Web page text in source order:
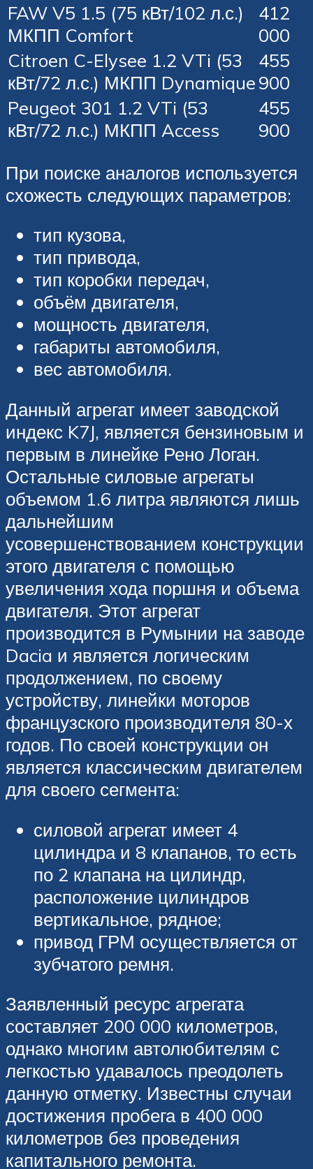
FAW V5 1.5 (75 кВт/102 л.с.)
МКПП Comfort
412
000
Citroen C-Elysee 1.2 VTi (53
кВт/72 л.с.) МКПП Dynamique
455
900
Peugeot 301 1.2 VTi (53
кВт/72 л.с.) МКПП Access
455
900
При поиске аналогов используется
схожесть следующих параметров:
тип кузова,
тип привода,
тип коробки передач,
объём двигателя,
мощность двигателя,
габариты автомобиля,
вес автомобиля.
Данный агрегат имеет заводской
индекс K7J, является бензиновым и
первым в линейке Рено Логан.
Остальные силовые агрегаты
объемом 1.6 литра являются лишь
дальнейшим
усовершенствованием конструкции
этого двигателя с помощью
увеличения хода поршня и объема
двигателя. Этот агрегат
производится в Румынии на заводе
Dacia и является логическим
продолжением, по своему
устройству, линейки моторов
французского производителя 80-х
годов. По своей конструкции он
является классическим двигателем
для своего сегмента:
силовой агрегат имеет 4
цилиндра и 8 клапанов, то есть
по 2 клапана на цилиндр,
расположение цилиндров
вертикальное, рядное;
привод ГРМ осуществляется от
зубчатого ремня.
Заявленный ресурс агрегата
составляет 200 000 километров,
однако многим автолюбителям с
легкостью удавалось преодолеть
данную отметку. Известны случаи
достижения пробега в 400 000
километров без проведения
капитального ремонта.